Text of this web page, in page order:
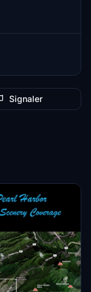
Signaler